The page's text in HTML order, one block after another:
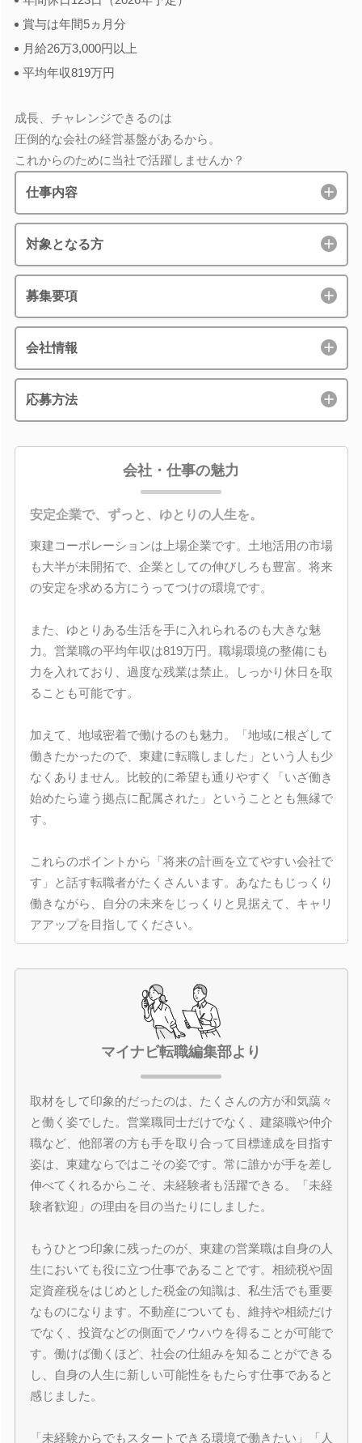
賞与は年間5ヵ月分
月給26万3,000円以上
平均年収819万円
成長、チャレンジできるのは
圧倒的な会社の経営基盤があるから。
これからのために当社で活躍しませんか？
仕事内容
対象となる方
募集要項
会社情報
応募方法
会社・仕事の魅力
安定企業で、ずっと、ゆとりの人生を。
東建コーポレーションは上場企業です。土地活用の市場
も大半が未開拓で、企業としての伸びしろも豊富。将来
の安定を求める方にうってつけの環境です。
また、ゆとりある生活を手に入れられるのも大きな魅
力。営業職の平均年収は819万円。職場環境の整備にも
力を入れており、過度な残業は禁止。しっかり休日を取
ることも可能です。
加えて、地域密着で働けるのも魅力。「地域に根ざして
働きたかったので、東建に転職しました」という人も少
なくありません。比較的に希望も通りやすく「いざ働き
始めたら違う拠点に配属された」ということとも無縁で
す。
これらのポイントから「将来の計画を立てやすい会社で
す」と話す転職者がたくさんいます。あなたもじっくり
働きながら、自分の未来をじっくりと見据えて、キャリ
アアップを目指してください。
マイナビ転職編集部より
取材をして印象的だったのは、たくさんの方が和気藹々
と働く姿でした。営業職同士だけでなく、建築職や仲介
職など、他部署の方も手を取り合って目標達成を目指す
姿は、東建ならではこその姿です。常に誰かが手を差し
伸べてくれるからこそ、未経験者も活躍できる。「未経
験者歓迎」の理由を目の当たりにしました。
もうひとつ印象に残ったのが、東建の営業職は自身の人
生においても役に立つ仕事であることです。相続税や固
定資産税をはじめとした税金の知識は、私生活でも重要
なものになります。不動産についても、維持や相続だけ
でなく、投資などの側面でノウハウを得ることが可能で
す。働けば働くほど、社会の仕組みを知ることができる
し、自身の人生に新しい可能性をもたらす仕事であると
感じました。
「未経験からでもスタートできる環境で働きたい」「人